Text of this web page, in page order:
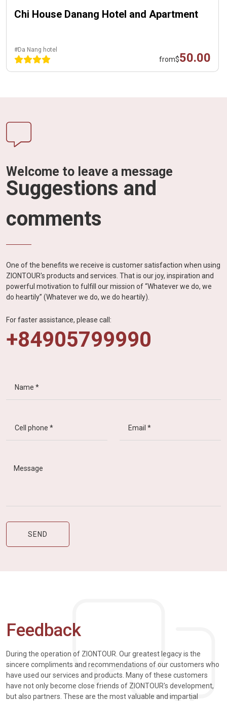
Chi House Danang Hotel and Apartment
#Da Nang hotel
from$50.00
Welcome to leave a message
Suggestions and
comments
One of the benefits we receive is customer satisfaction when using
ZIONTOUR's products and services. That is our joy, inspiration and
powerful motivation to fulfill our mission of “Whatever we do, we
do heartily” (Whatever we do, we do heartily).
For faster assistance, please call:
+84905799990
Feedback
During the operation of ZIONTOUR. Our greatest legacy is the
sincere compliments and recommendations of our customers who
have used our services and products. Many of these customers
have not only become close friends of ZIONTOUR's development,
but also partners. These are the most valuable and impartial